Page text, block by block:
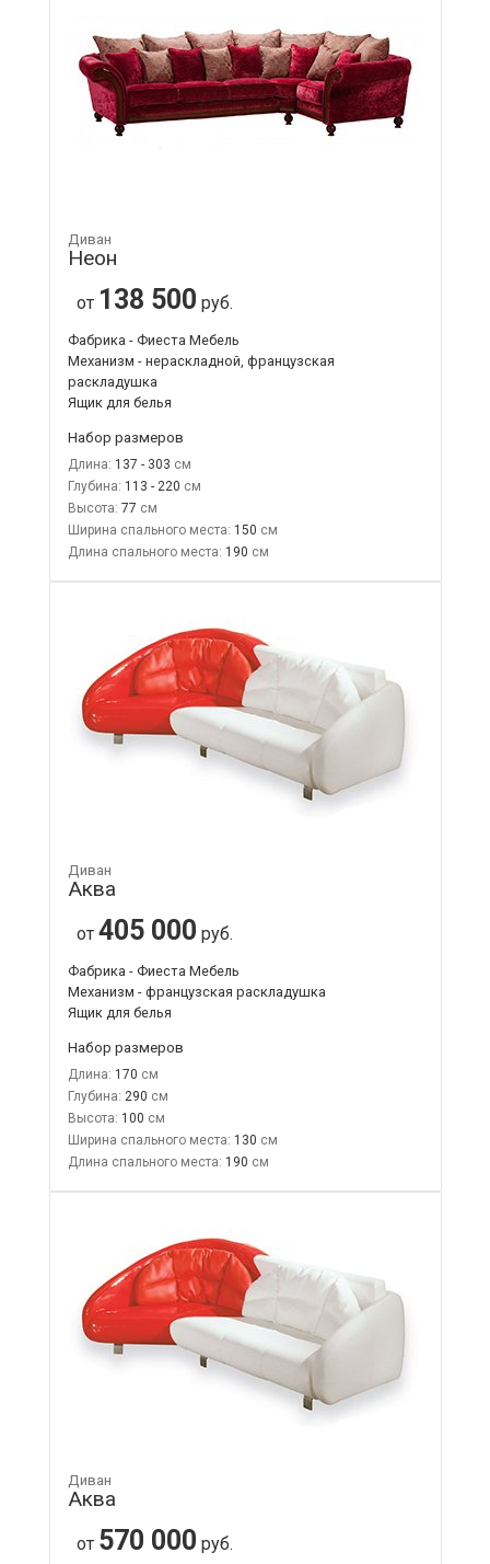
Диван
Неон
от 138 500 руб.
Фабрика - Фиеста Мебель
Механизм - нераскладной, французская
раскладушка
Ящик для белья
Набор размеров
Длина: 137 - 303
Глубина: 113 - 220
Высота: 77
Ширина спального места: 150
Длина спального места: 190
Диван
Аква
от 405 000 руб.
Фабрика - Фиеста Мебель
Механизм - французская раскладушка
Ящик для белья
Набор размеров
Длина: 170
Глубина: 290
Высота: 100
Ширина спального места: 130
Длина спального места: 190
Диван
Аква
от 570 000 руб.